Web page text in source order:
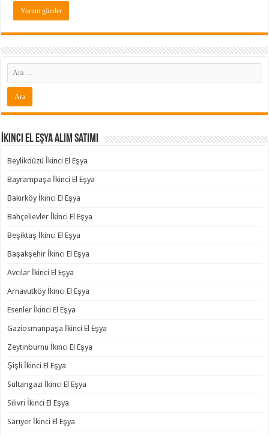
İkinci El Eşya Alım Satımı
Beylikdüzü İkinci El Eşya
Bayrampaşa İkinci El Eşya
Bakırköy İkinci El Eşya
Bahçelievler İkinci El Eşya
Beşiktaş İkinci El Eşya
Başakşehir İkinci El Eşya
Avcılar İkinci El Eşya
Arnavutköy İkinci El Eşya
Esenler İkinci El Eşya
Gaziosmanpaşa İkinci El Eşya
Zeytinburnu İkinci El Eşya
Şişli İkinci El Eşya
Sultangazi İkinci El Eşya
Silivri İkinci El Eşya
Sarıyer İkinci El Eşya